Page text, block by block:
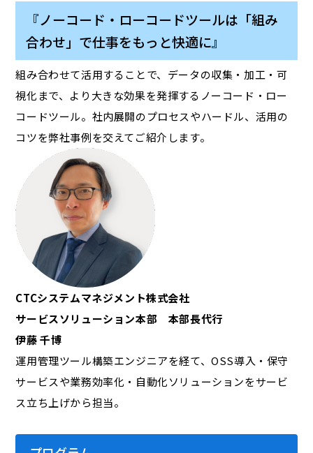
『ノーコード・ローコードツールは「組み
合わせ」で仕事をもっと快適に』
組み合わせて活用することで、データの収集・加工・可
視化まで、より大きな効果を発揮するノーコード・ロー
コードツール。社内展開のプロセスやハードル、活用の
コツを弊社事例を交えてご紹介します。
CTCシステムマネジメント株式会社
サービスソリューション本部 本部長代行
伊藤 千博
運用管理ツール構築エンジニアを経て、OSS導入・保守
サービスや業務効率化・自動化ソリューションをサービ
ス立ち上げから担当。